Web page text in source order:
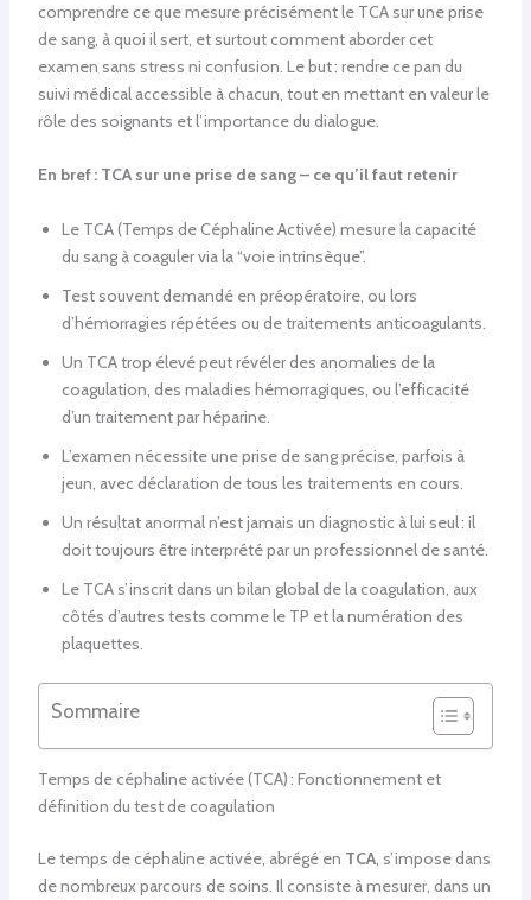
comprendre ce que mesure précisément le TCA sur une prise
de sang, à quoi il sert, et surtout comment aborder cet
examen sans stress ni confusion. Le but : rendre ce pan du
suivi médical accessible à chacun, tout en mettant en valeur le
rôle des soignants et l’importance du dialogue.
En bref : TCA sur une prise de sang – ce qu’il faut retenir
Le TCA (Temps de Céphaline Activée) mesure la capacité
du sang à coaguler via la “voie intrinsèque”.
Test souvent demandé en préopératoire, ou lors
d’hémorragies répétées ou de traitements anticoagulants.
Un TCA trop élevé peut révéler des anomalies de la
coagulation, des maladies hémorragiques, ou l’efficacité
d’un traitement par héparine.
L’examen nécessite une prise de sang précise, parfois à
jeun, avec déclaration de tous les traitements en cours.
Un résultat anormal n’est jamais un diagnostic à lui seul : il
doit toujours être interprété par un professionnel de santé.
Le TCA s’inscrit dans un bilan global de la coagulation, aux
côtés d’autres tests comme le TP et la numération des
plaquettes.
Sommaire
Temps de céphaline activée (TCA) : Fonctionnement et
définition du test de coagulation
Le temps de céphaline activée, abrégé en TCA, s’impose dans
de nombreux parcours de soins. Il consiste à mesurer, dans un